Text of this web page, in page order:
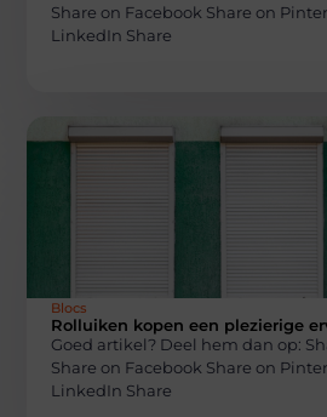
Share on Facebook Share on
LinkedIn Share
Blocs
Rolluiken kopen een plezierige
Goed artikel? Deel hem dan op:
Share on Facebook Share on
LinkedIn Share